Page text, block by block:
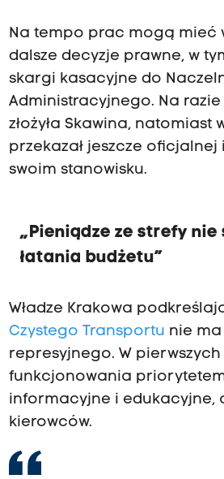
Na tempo prac mogą mieć
dalsze decyzje prawne, w
skargi kasacyjne do
Administracyjnego. Na
złożyła Skawina, natomiast
przekazał jeszcze
swoim stanowisku.
„Pieniądze ze strefy nie
łatania budżetu”
Władze Krakowa
Czystego Transportu nie
represyjnego. W
funkcjonowania
informacyjne i edukacyjne,
kierowców.